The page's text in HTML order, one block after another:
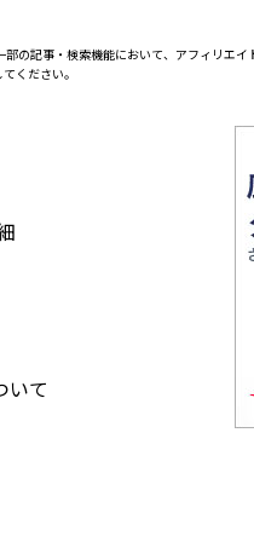
記事・検索機能において、アフィリエ
ください。
いて